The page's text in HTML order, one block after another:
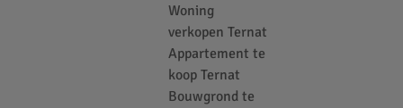
Woning
verkopen Ternat
Appartement te
koop Ternat
Bouwgrond te